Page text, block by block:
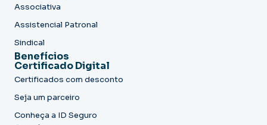
Associativa
Assistencial Patronal
Sindical
Benefícios
Certificado Digital
Certificados com desconto
Seja um parceiro
Conheça a ID Seguro